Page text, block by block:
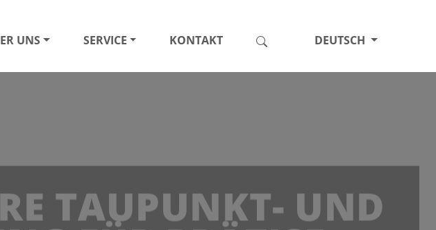
UNS SERVICE KONTAKT DEUTSCH
TAUPUNKT- UND